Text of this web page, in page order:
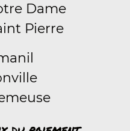
Dame
Pierre